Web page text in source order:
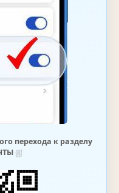
перехода к разделу
⛆